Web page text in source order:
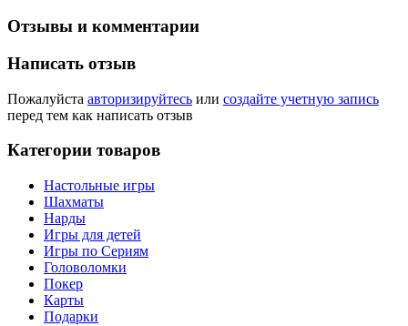
Отзывы и комментарии
Написать отзыв
Пожалуйста авторизируйтесь или создайте учетную запись
перед тем как написать отзыв
Категории товаров
Настольные игры
Шахматы
Нарды
Игры для детей
Игры по Сериям
Головоломки
Покер
Карты
Подарки